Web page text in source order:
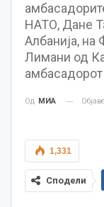
НАТО, Дане
Албанија, на
Лимани од
Од МИА
1,331
Сподели